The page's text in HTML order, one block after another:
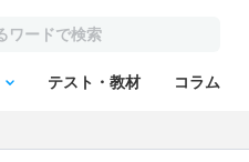
テスト・教材 コラム